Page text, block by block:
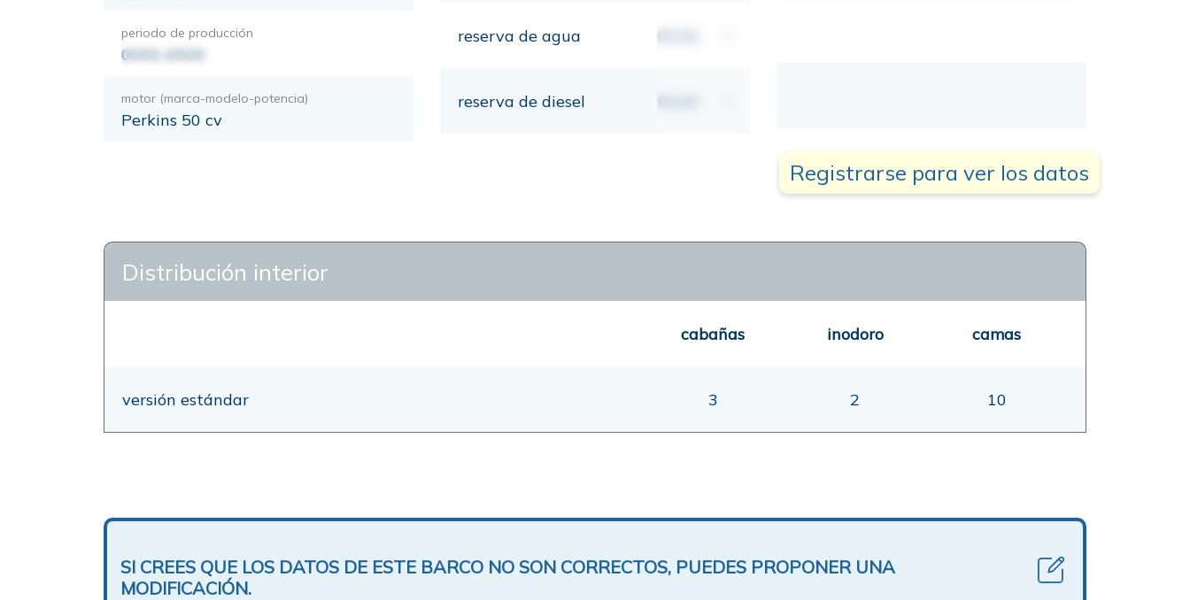
periodo de producción
0000-0000
motor (marca-modelo-potencia)
Perkins 50 cv
reserva de agua 00,00
reserva de diesel 00,00
Registrarse para ver los datos
Distribución interior
cabañas inodoro camas
versión estándar 3 2 10
SI CREES QUE LOS DATOS DE ESTE BARCO NO SON CORRECTOS, PUEDES PROPONER UNA
MODIFICACIÓN.